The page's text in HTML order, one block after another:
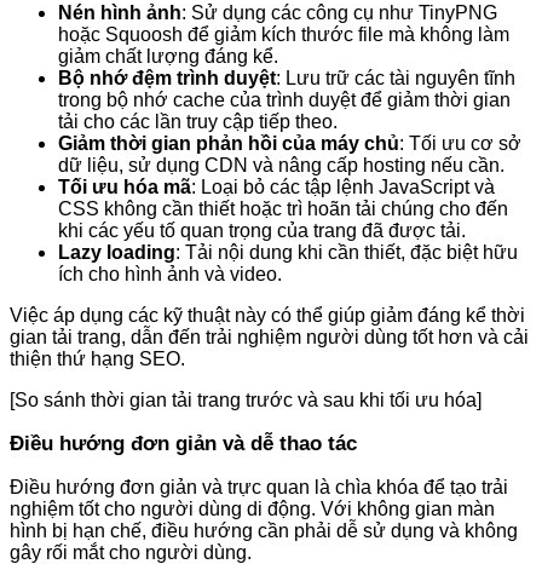
Nén hình ảnh: Sử dụng các công cụ như TinyPNG
hoặc Squoosh để giảm kích thước file mà không làm
giảm chất lượng đáng kể.
Bộ nhớ đệm trình duyệt: Lưu trữ các tài nguyên tĩnh
trong bộ nhớ cache của trình duyệt để giảm thời gian
tải cho các lần truy cập tiếp theo.
Giảm thời gian phản hồi của máy chủ: Tối ưu cơ sở
dữ liệu, sử dụng CDN và nâng cấp hosting nếu cần.
Tối ưu hóa mã: Loại bỏ các tập lệnh JavaScript và
CSS không cần thiết hoặc trì hoãn tải chúng cho đến
khi các yếu tố quan trọng của trang đã được tải.
Lazy loading: Tải nội dung khi cần thiết, đặc biệt hữu
ích cho hình ảnh và video.
Việc áp dụng các kỹ thuật này có thể giúp giảm đáng kể thời
gian tải trang, dẫn đến trải nghiệm người dùng tốt hơn và cải
thiện thứ hạng SEO.
[So sánh thời gian tải trang trước và sau khi tối ưu hóa]
Điều hướng đơn giản và dễ thao tác
Điều hướng đơn giản và trực quan là chìa khóa để tạo trải
nghiệm tốt cho người dùng di động. Với không gian màn
hình bị hạn chế, điều hướng cần phải dễ sử dụng và không
gây rối mắt cho người dùng.